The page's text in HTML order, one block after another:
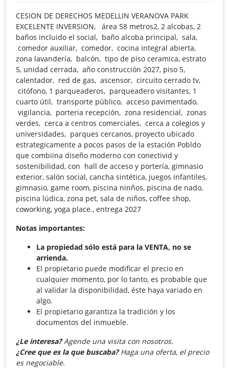
CESION DE DERECHOS MEDELLIN VERANOVA PARK
EXCELENTE INVERSION, área 58 metros2, 2 alcobas, 2
baños incluido el social, baño alcoba principal, sala,
comedor auxiliar, comedor, cocina integral abierta,
zona lavandería, balcón, tipo de piso ceramica, estrato
5, unidad cerrada, año construcción 2027, piso 5,
calentador, red de gas, ascensor, circuito cerrado tv,
citófono, 1 parqueaderos, parqueadero visitantes, 1
cuarto útil, transporte público, acceso pavimentado,
vigilancia, porteria recepción, zona residencial, zonas
verdes, cerca a centros comerciales, cerca a colegios y
universidades, parques cercanos, proyecto ubicado
estrategicamente a pocos pasos de la estación Pobldo
que combiina diseño moderno con conectivid y
sostenibilidad, con hall de acceso y portería, gimnasio
exterior, salón social, cancha sintética, juegos infantiles,
gimnasio, game room, piscina ninños, piscina de nado,
piscina lúdica, zona pet, sala de niños, coffee shop,
coworking, yoga place., entrega 2027
Notas importantes:
La propiedad sólo está para la VENTA, no se
arrienda.
El propietario puede modificar el precio en
cualquier momento, por lo tanto, es probable que
al validar la disponibilidad, éste haya variado en
algo.
El propietario garantiza la tradición y los
documentos del inmueble.
¿Le interesa?Agende una visita con nosotros.
¿Cree que es la que buscaba?Haga una oferta, el precio
es negociable.